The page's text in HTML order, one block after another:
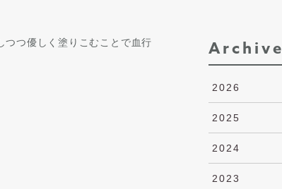
つつ優しく塗りこむことで血行
Archive
2026
2025
2024
2023